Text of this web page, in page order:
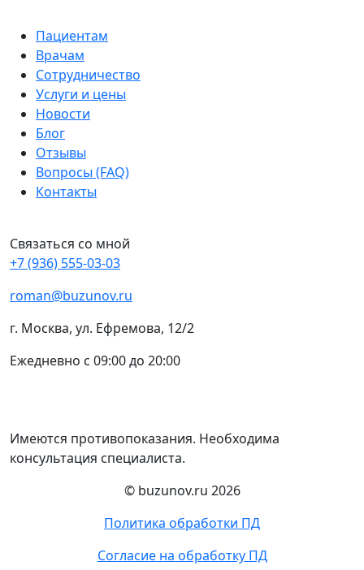
Пациентам
Врачам
Сотрудничество
Услуги и цены
Новости
Блог
Отзывы
Вопросы (FAQ)
Контакты
Связаться со мной
+7 (936) 555-03-03
roman@buzunov.ru
г. Москва, ул. Ефремова, 12/2
Ежедневно с 09:00 до 20:00
Имеются противопоказания. Необходима
консультация специалиста.
© buzunov.ru 2026
Политика обработки ПД
Согласие на обработку ПД